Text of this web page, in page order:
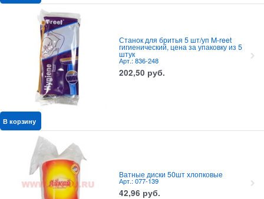
Станок для бритья 5 шт/уп M-reet
гигиенический, цена за упаковку из 5
штук
Арт.: 836-248
202,50 руб.
В корзину
Ватные диски 50шт хлопковые
Арт.: 077-139
42,96 руб.